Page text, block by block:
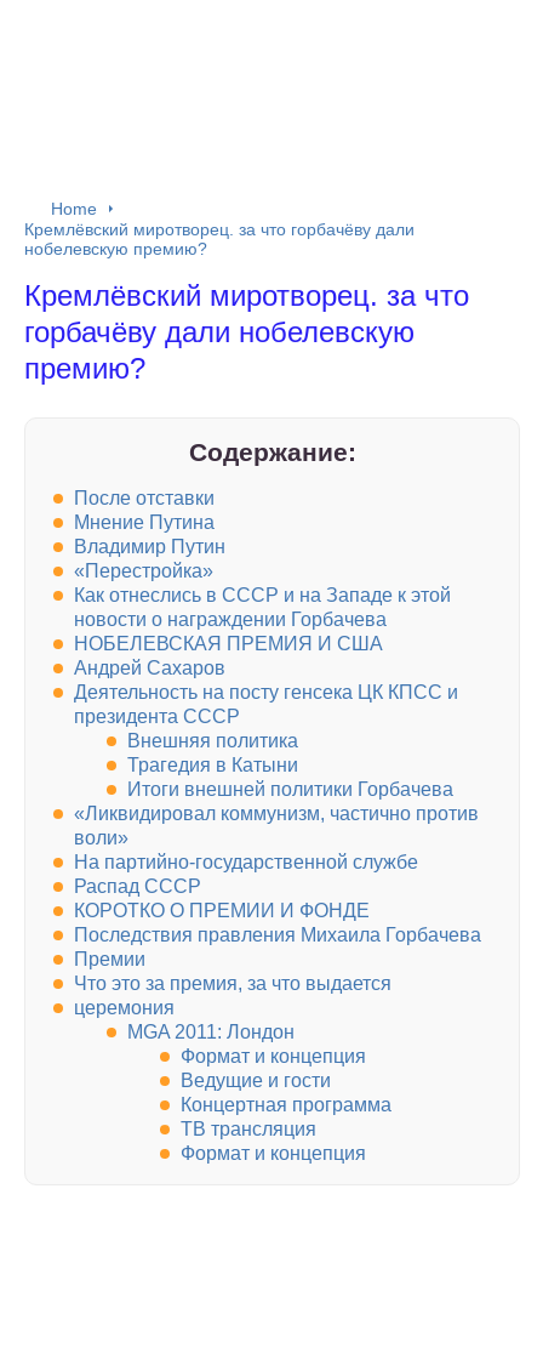
Home
Кремлёвский миротворец. за что горбачёву дали
нобелевскую премию?
Кремлёвский миротворец. за что
горбачёву дали нобелевскую
премию?
Содержание:
После отставки
Мнение Путина
Владимир Путин
«Перестройка»
Как отнеслись в СССР и на Западе к этой
новости о награждении Горбачева
НОБЕЛЕВСКАЯ ПРЕМИЯ И США
Андрей Сахаров
Деятельность на посту генсека ЦК КПСС и
президента СССР
Внешняя политика
Трагедия в Катыни
Итоги внешней политики Горбачева
«Ликвидировал коммунизм, частично против
воли»
На партийно-государственной службе
Распад СССР
КОРОТКО О ПРЕМИИ И ФОНДЕ
Последствия правления Михаила Горбачева
Премии
Что это за премия, за что выдается
церемония
MGA 2011: Лондон
Формат и концепция
Ведущие и гости
Концертная программа
ТВ трансляция
Формат и концепция